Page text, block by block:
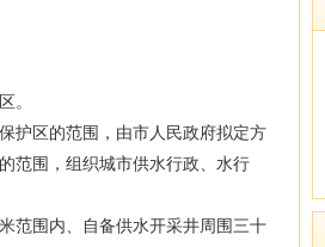
。
区的范围，由市人民政府拟定方
范围，组织城市供水行政、水行
围内、自备供水开采井周围三十